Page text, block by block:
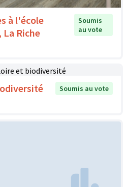
à l'école
Riche
Soumis
au vote
Soumis au vote